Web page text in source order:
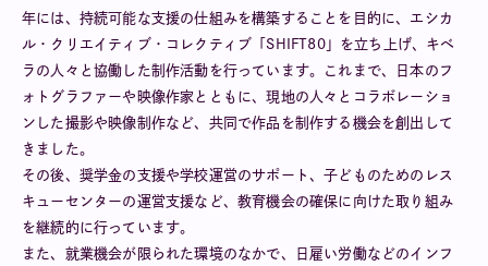
年には、持続可能な支援の仕組みを構築することを目的に、エシカ
ル・クリエイティブ・コレクティブ「SHIFT80」を立ち上げ、キベ
ラの人々と協働した制作活動を行っています。これまで、日本のフ
ォトグラファーや映像作家とともに、現地の人々とコラボレーショ
ンした撮影や映像制作など、共同で作品を制作する機会を創出して
きました。
その後、奨学金の支援や学校運営のサポート、子どものためのレス
キューセンターの運営支援など、教育機会の確保に向けた取り組み
を継続的に行っています。
また、就業機会が限られた環境のなかで、日雇い労働などのインフ